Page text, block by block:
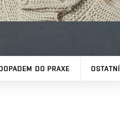
DO PRAXE OSTATNÍ